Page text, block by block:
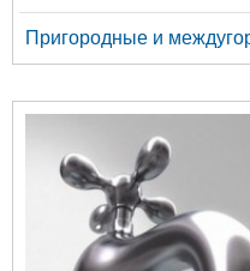
Пригородные и